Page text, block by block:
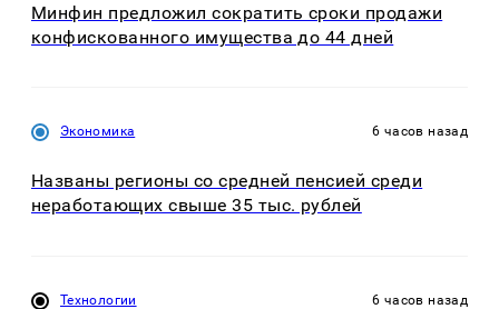
Минфин предложил сократить сроки продажи
конфискованного имущества до 44 дней
Экономика 6 часов назад
Названы регионы со средней пенсией среди
неработающих свыше 35 тыс. рублей
Технологии 6 часов назад